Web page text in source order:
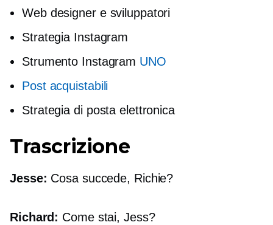
Web designer e sviluppatori
Strategia Instagram
Strumento Instagram UNO
Post acquistabili
Strategia di posta elettronica
Trascrizione
Jesse: Cosa succede, Richie?
Richard: Come stai, Jess?